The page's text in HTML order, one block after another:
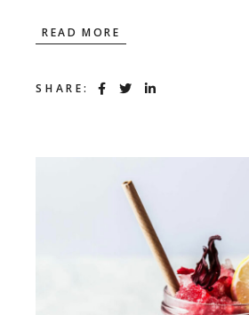
READ MORE
SHARE: